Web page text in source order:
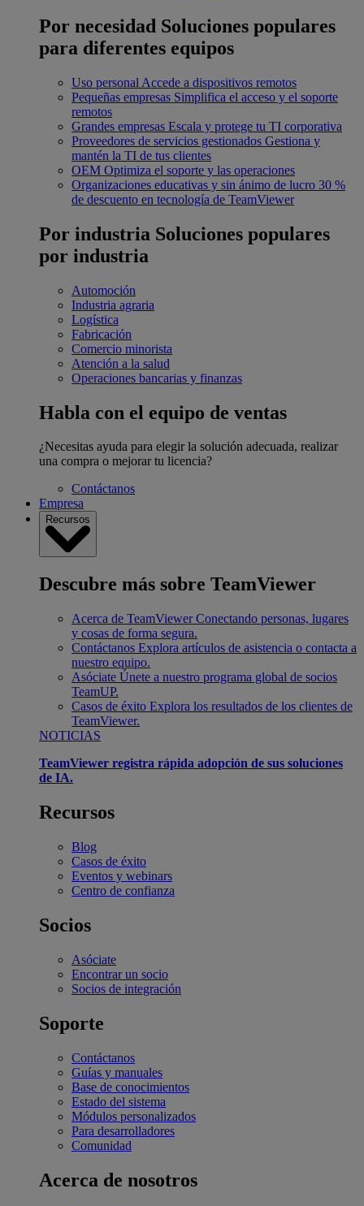
Por necesidad Soluciones populares
para diferentes equipos
Uso personal Accede a dispositivos remotos
Pequeñas empresas Simplifica el acceso y el soporte
remotos
Grandes empresas Escala y protege tu TI corporativa
Proveedores de servicios gestionados Gestiona y
mantén la TI de tus clientes
OEM Optimiza el soporte y las operaciones
Organizaciones educativas y sin ánimo de lucro 30 %
de descuento en tecnología de TeamViewer
Por industria Soluciones populares
por industria
Automoción
Industria agraria
Logística
Fabricación
Comercio minorista
Atención a la salud
Operaciones bancarias y finanzas
Habla con el equipo de ventas
¿Necesitas ayuda para elegir la solución adecuada, realizar
una compra o mejorar tu licencia?
Contáctanos
Empresa
Recursos
Descubre más sobre TeamViewer
Acerca de TeamViewer Conectando personas, lugares
y cosas de forma segura.
Contáctanos Explora artículos de asistencia o contacta a
nuestro equipo.
Asóciate Únete a nuestro programa global de socios
TeamUP.
Casos de éxito Explora los resultados de los clientes de
TeamViewer.
NOTICIAS
TeamViewer registra rápida adopción de sus soluciones
de IA.
Recursos
Blog
Casos de éxito
Eventos y webinars
Centro de confianza
Socios
Asóciate
Encontrar un socio
Socios de integración
Soporte
Contáctanos
Guías y manuales
Base de conocimientos
Estado del sistema
Módulos personalizados
Para desarrolladores
Comunidad
Acerca de nosotros